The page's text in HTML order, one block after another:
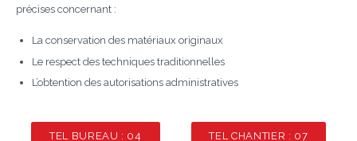
précises concernant :
La conservation des matériaux originaux
Le respect des techniques traditionnelles
L’obtention des autorisations administratives
TEL BUREAU : 04
TEL CHANTIER : 07